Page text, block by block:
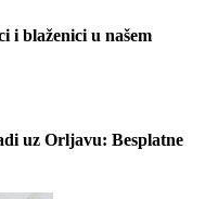
i blaženici u našem
uz Orljavu: Besplatne